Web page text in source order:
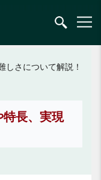
しさについて解説！
特長、実現